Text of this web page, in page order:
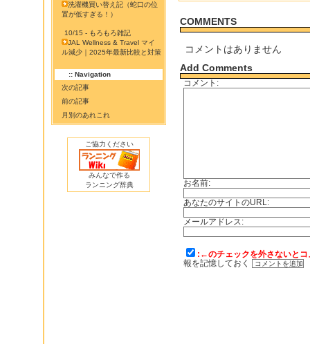
洗濯機買い替え記（蛇口の位
置が低すぎる！）
10/15 - もろもろ雑記
JAL Wellness & Travel マイ
ル減少｜2025年最新比較と対策
:: Navigation
次の記事
前の記事
月別のあれこれ
ご協力ください
みんなで作る
ランニング辞典
COMMENTS
コメントはありません
Add Comments
コメント:
お名前:
あなたのサイトのURL:
メールアドレス:
:←のチェックを外さないと
報を記憶しておく